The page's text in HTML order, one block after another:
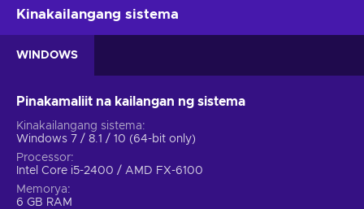
Kinakailangang sistema
WINDOWS
Pinakamaliit na kailangan ng sistema
Kinakailangang sistema
Windows 7 / 8.1 / 10 (64-bit only)
Processor
Intel Core i5-2400 / AMD FX-6100
Memorya
6 GB RAM